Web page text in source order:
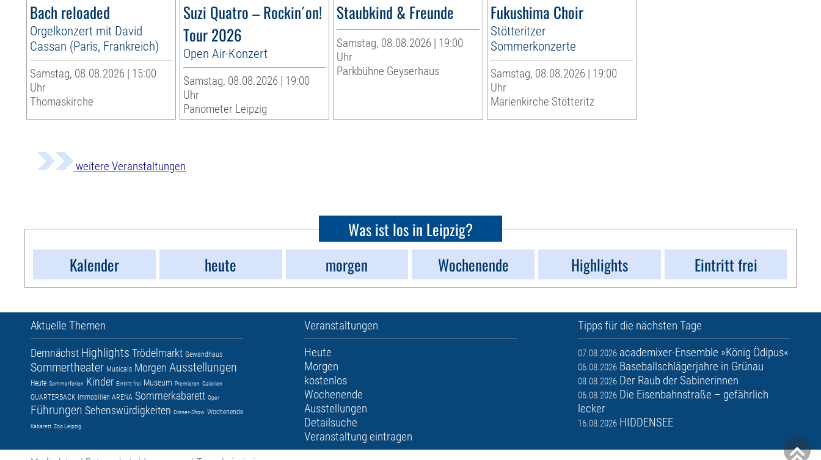
Bach reloaded
Orgelkonzert mit David
Cassan (Paris, Frankreich)
Samstag, 08.08.2026 | 15:00
Uhr
Thomaskirche
Suzi Quatro – Rockin´on!
Tour 2026
Open Air-Konzert
Samstag, 08.08.2026 | 19:00
Uhr
Panometer Leipzig
Staubkind & Freunde
Samstag, 08.08.2026 | 19:00
Uhr
Parkbühne Geyserhaus
Fukushima Choir
Stötteritzer
Sommerkonzerte
Samstag, 08.08.2026 | 19:00
Uhr
Marienkirche Stötteritz
weitere Veranstaltungen
Was ist los in Leipzig?
Kalender
heute morgen Wochenende Highlights Eintritt frei
Aktuelle Themen
Demnächst Highlights Trödelmarkt Gewandhaus
Sommertheater Musicals Morgen Ausstellungen
Heute Sommerferien Kinder Eintritt frei Museum Premieren Galerien
QUARTERBACK Immobilien ARENA Sommerkabarett Oper
Führungen Sehenswürdigkeiten Dinner-Show Wochenende
Kabarett Zoo Leipzig
Veranstaltungen
Heute
Morgen
kostenlos
Wochenende
Ausstellungen
Detailsuche
Veranstaltung eintragen
Tipps für die nächsten Tage
07.08.2026 academixer-Ensemble »König Ödipus«
06.08.2026 Baseballschlägerjahre in Grünau
08.08.2026 Der Raub der Sabinerinnen
06.08.2026 Die Eisenbahnstraße – gefährlich
lecker
16.08.2026 HIDDENSEE